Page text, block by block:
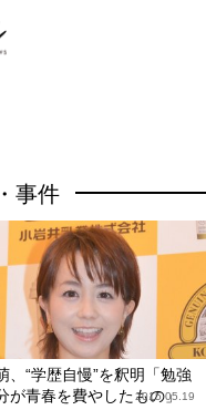
事件
、“学歴自慢”を釈明「勉強
が青春を費やしたもの」
2015.05.19